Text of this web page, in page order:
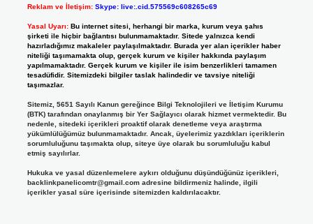
Reklam ve İletişim: Skype: live:.cid.575569c608265c69
Yasal Uyarı: Bu internet sitesi, herhangi bir marka, kurum veya şahıs
şirketi ile hiçbir bağlantısı bulunmamaktadır. Sitede yalnızca kendi
hazırladığımız makaleler paylaşılmaktadır. Burada yer alan içerikler haber
niteliği taşımamakta olup, gerçek kurum ve kişiler hakkında paylaşım
yapılmamaktadır. Gerçek kurum ve kişiler ile isim benzerlikleri tamamen
tesadüfidir. Sitemizdeki bilgiler taslak halindedir ve tavsiye niteliği
taşımazlar.
Sitemiz, 5651 Sayılı Kanun gereğince Bilgi Teknolojileri ve İletişim Kurumu
(BTK) tarafından onaylanmış bir Yer Sağlayıcı olarak hizmet vermektedir. Bu
nedenle, sitedeki içerikleri proaktif olarak denetleme veya araştırma
yükümlülüğümüz bulunmamaktadır. Ancak, üyelerimiz yazdıkları içeriklerin
sorumluluğunu taşımakta olup, siteye üye olarak bu sorumluluğu kabul
etmiş sayılırlar.
Hukuka ve yasal düzenlemelere aykırı olduğunu düşündüğünüz içerikleri,
backlinkpanelicomtr@gmail.comadresine bildirmeniz halinde, ilgili
içerikler yasal süre içerisinde sitemizden kaldırılacaktır.